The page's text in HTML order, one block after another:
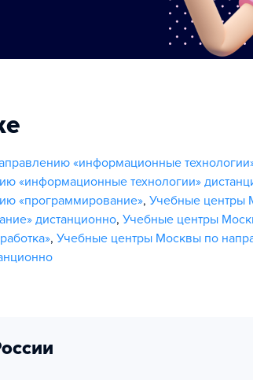
«информационные
«информационные технологии»
«программирование», Учебные центры
дистанционно, Учебные центры
, Учебные центры Москвы по